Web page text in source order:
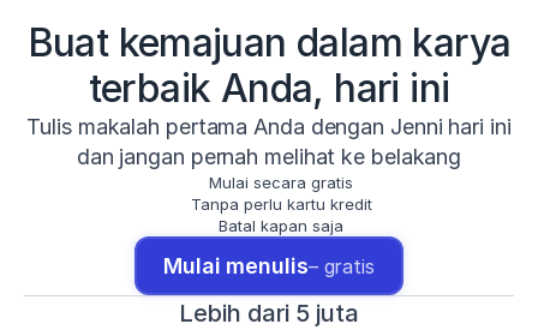
Buat kemajuan dalam karya
terbaik Anda, hari ini
Tulis makalah pertama Anda dengan Jenni hari ini
dan jangan pernah melihat ke belakang
Mulai secara gratis
Tanpa perlu kartu kredit
Batal kapan saja
Mulai menulis– gratis
Lebih dari 5 juta